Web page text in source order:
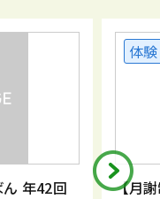
年42回
体験
【月謝